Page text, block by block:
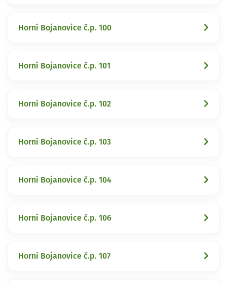
Horní Bojanovice č.p. 100
Horní Bojanovice č.p. 101
Horní Bojanovice č.p. 102
Horní Bojanovice č.p. 103
Horní Bojanovice č.p. 104
Horní Bojanovice č.p. 106
Horní Bojanovice č.p. 107